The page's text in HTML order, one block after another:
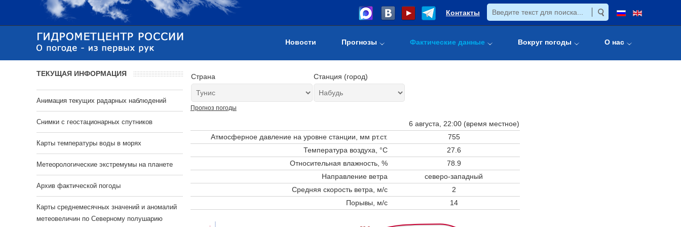
Контакты
Новости Прогнозы Фактические данные Вокруг погоды О нас
Страна Станция (город)
Прогноз погоды
6 августа, 22:00 (время местное)
Атмосферное давление на уровне станции, мм рт.ст.
755
Температура воздуха, °C
27.6
Относительная влажность, %
78.9
Направление ветра
северо-западный
Средняя скорость ветра, м/с
2
Порывы, м/с
14
ТЕКУЩАЯ ИНФОРМАЦИЯ
Анимация текущих радарных наблюдений
Cнимки с геостационарных спутников
Карты температуры воды в морях
Метеорологические экстремумы на планете
Архив фактической погоды
Карты среднемесячных значений и аномалий
метеовеличин по Северному полушарию